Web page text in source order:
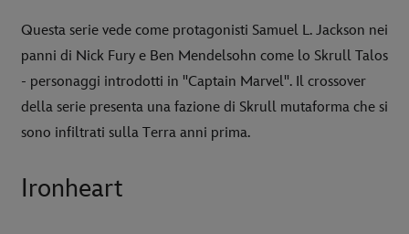
Questa serie vede come protagonisti Samuel L. Jackson nei
panni di Nick Fury e Ben Mendelsohn come lo Skrull Talos
- personaggi introdotti in "Captain Marvel". Il crossover
della serie presenta una fazione di Skrull mutaforma che si
sono infiltrati sulla Terra anni prima.
Ironheart